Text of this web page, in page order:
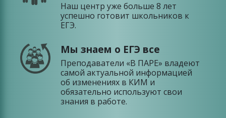
Наш центр уже больше 8 лет
успешно готовит школьников к
ЕГЭ.
Мы знаем о ЕГЭ все
Преподаватели «В ПАРЕ» владеют
самой актуальной информацией
об изменениях в КИМ и
обязательно используют свои
знания в работе.